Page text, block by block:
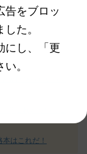
？これどういうこ
はこれだ！
告をブロッ
た。
にし、「更
。